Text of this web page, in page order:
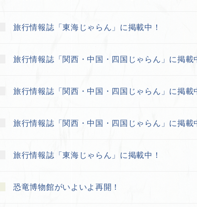
旅行情報誌「東海じゃらん」に掲載中！
旅行情報誌「関西・中国・四国じゃらん」に掲載
旅行情報誌「関西・中国・四国じゃらん」に掲載
旅行情報誌「関西・中国・四国じゃらん」に掲載
旅行情報誌「東海じゃらん」に掲載中！
恐竜博物館がいよいよ再開！